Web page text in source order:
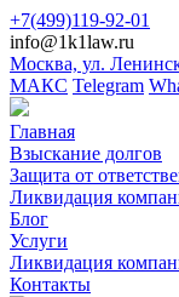
+7(499)119-92-01
info@1k1law.ru
Москва, ул.
МАКС Telegram
Главная
Взыскание долгов
Защита от
Ликвидация
Блог
Услуги
Ликвидация
Контакты